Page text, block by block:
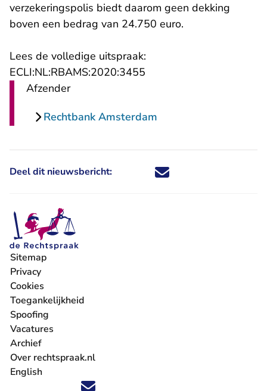
verzekeringspolis biedt daarom geen dekking
boven een bedrag van 24.750 euro.
Lees de volledige uitspraak:
ECLI:NL:RBAMS:2020:3455
Afzender
Rechtbank Amsterdam
Deel dit nieuwsbericht: Deel dit nieuwsbericht via X -
Deel dit nieuwsbericht via
Deel dit nieuwsbericht
Deel dit
Volg ons op X (Twitter) - U verlaat Rechtspraak.nl
Volg ons op Facebook - U verlaat Rechtspraak.nl
Volg ons op Instagram - U verlaat Rechtspraak.nl
Volg ons op Youtube - U verlaat Rechtspraak.nl
Volg ons op LinkedIn - U verlaat
'Blijf op de hoogte' nieuwsbrief - U verlaat
Sitemap
Privacy
Cookies
Toegankelijkheid
Spoofing
Vacatures
- U verlaat Rechtspraak.nl
Archief
Over rechtspraak.nl
English